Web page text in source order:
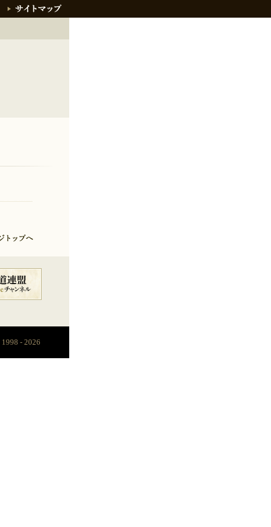
1998 - 2026